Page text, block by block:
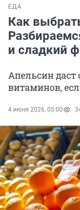
ЕДА
Как
и сладкий
Апельсин
витаминов,
4 июня 2026, 05:00